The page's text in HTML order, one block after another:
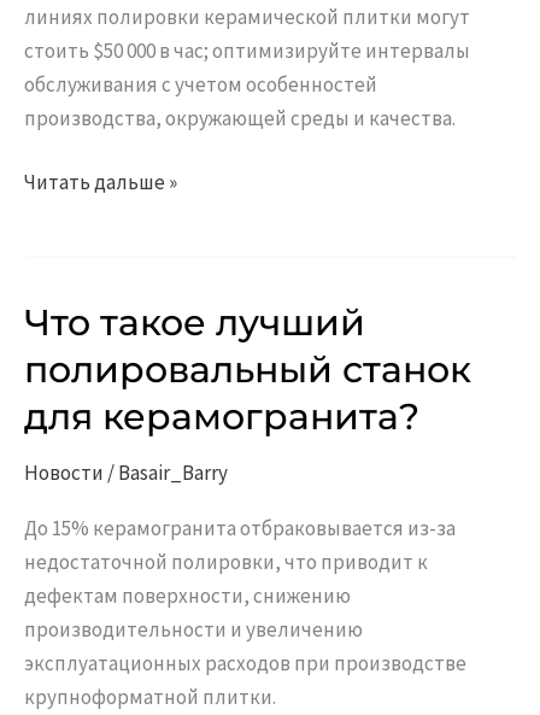
линиях полировки керамической плитки могут
стоить $50 000 в час; оптимизируйте интервалы
обслуживания с учетом особенностей
производства, окружающей среды и качества.
Читать дальше »
Что такое лучший
полировальный станок
для керамогранита?
Новости /Basair_Barry
До 15% керамогранита отбраковывается из-за
недостаточной полировки, что приводит к
дефектам поверхности, снижению
производительности и увеличению
эксплуатационных расходов при производстве
крупноформатной плитки.
Что
лучший
полировальный
для
керамогранита?